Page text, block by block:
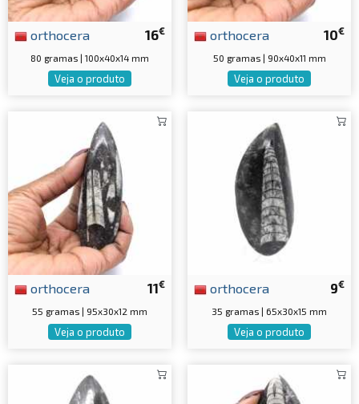
16€
orthocera
80 gramas | 100x40x14 mm
Veja o produto
10€
orthocera
50 gramas | 90x40x11 mm
Veja o produto
11€
orthocera
55 gramas | 95x30x12 mm
Veja o produto
9€
orthocera
35 gramas | 65x30x15 mm
Veja o produto